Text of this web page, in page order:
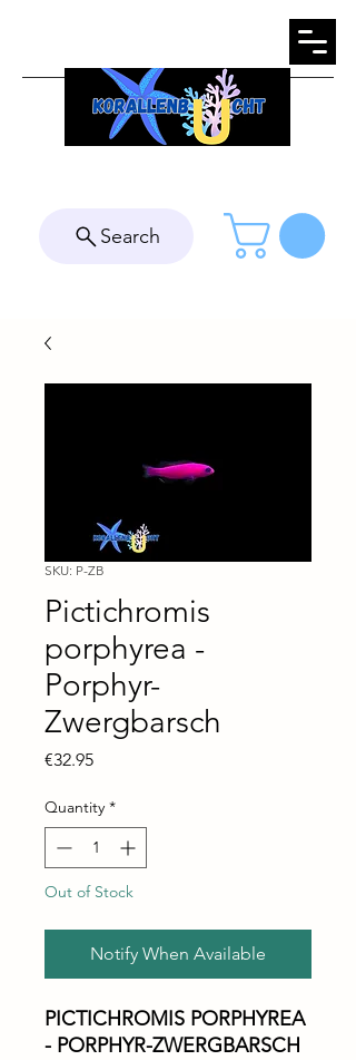
Search
SKU: P-ZB
Pictichromis
porphyrea -
Porphyr-
Zwergbarsch
€32.95Price
Quantity *
Out of Stock
Notify When Available
PICTICHROMIS PORPHYREA
- PORPHYR-ZWERGBARSCH